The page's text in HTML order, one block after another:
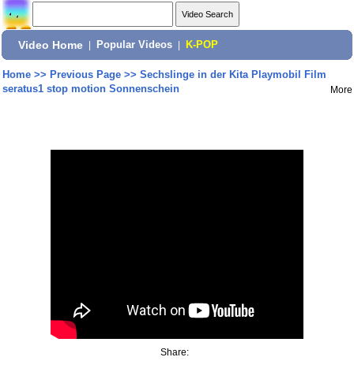
Video Home Popular Videos K-POP
Home>> Previous Page>> Sechslinge in der Kita Playmobil Film
seratus1 stop motion Sonnenschein
More
Share: